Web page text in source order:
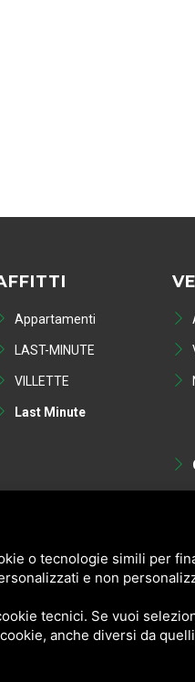
Appartamenti
LAST-MINUTE
VILLETTE
Last Minute
o tecnologie simili per
e non
tecnici. Se vuoi
anche diversi da quelli